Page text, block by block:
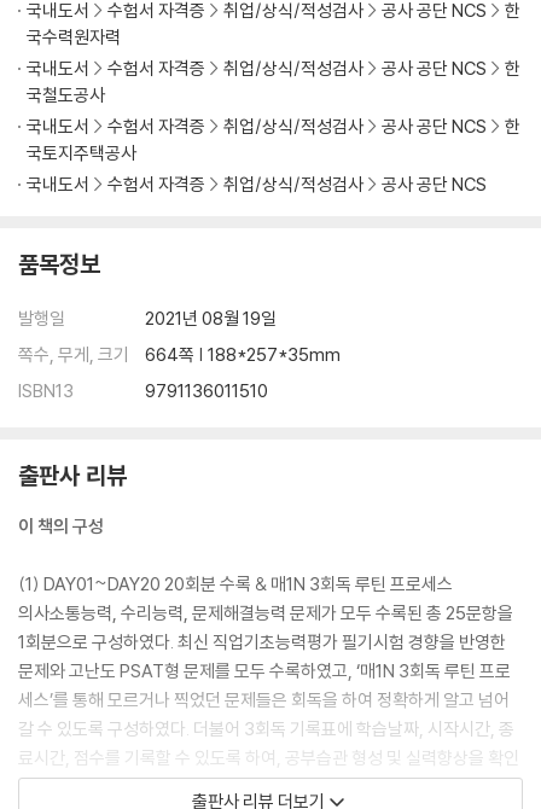
국내도서 수험서 자격증 취업/상식/적성검사 공사 공단 NCS
한
국수력원자력
국내도서
수험서 자격증 취업/상식/적성검사 공사 공단 NCS
한
국철도공사
국내도서
수험서 자격증 취업/상식/적성검사 공사 공단 NCS
한
국토지주택공사
국내도서
수험서 자격증 취업/상식/적성검사 공사 공단 NCS
품목정보
발행일
2021년 08월 19일
쪽수, 무게, 크기
664쪽 | 188*257*35mm
ISBN13
9791136011510
출판사 리뷰
이 책의 구성
(1) DAY01~DAY20 20회분 수록 & 매1N 3회독 루틴 프로세스
의사소통능력, 수리능력, 문제해결능력 문제가 모두 수록된 총 25문항을
1회분으로 구성하였다. 최신 직업기초능력평가 필기시험 경향을 반영한
문제와 고난도 PSAT형 문제를 모두 수록하였고, ‘매1N 3회독 루틴 프로
세스’를 통해 모르거나 찍었던 문제들은 회독을 하여 정확하게 알고 넘어
갈 수 있도록 구성하였다. 더불어 3회독 기록표에 학습날짜, 시작시간, 종
료시간, 점수를 기록할 수 있도록 하여, 공부습관 형성 및 실력향상을 확인
할 수 있도록 하였다.
출판사 리뷰 더보기